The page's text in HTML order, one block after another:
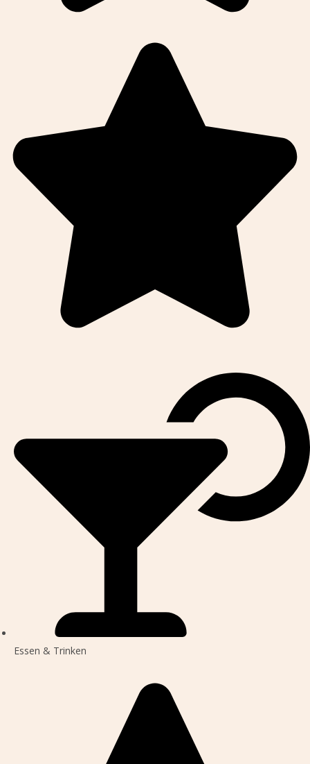
Essen & Trinken